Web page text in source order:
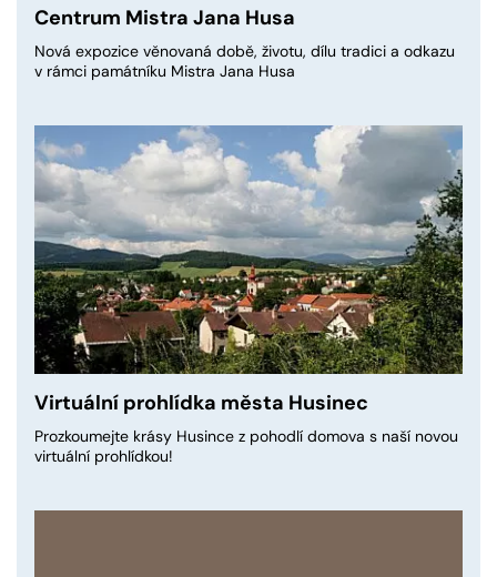
Centrum Mistra Jana Husa
Nová expozice věnovaná době, životu, dílu tradici a odkazu
v rámci památníku Mistra Jana Husa
Virtuální prohlídka města Husinec
Prozkoumejte krásy Husince z pohodlí domova s naší novou
virtuální prohlídkou!